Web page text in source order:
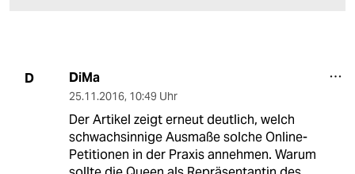
D DiMa
25.11.2016, 10:49 Uhr
Der Artikel zeigt erneut deutlich, welch
schwachsinnige Ausmaße solche Online-
Petitionen in der Praxis annehmen. Warum